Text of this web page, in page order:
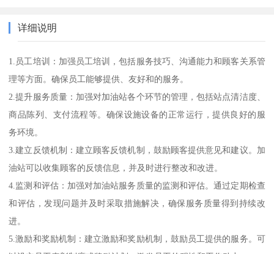
详细说明
1.员工培训：加强员工培训，包括服务技巧、沟通能力和顾客关系管
理等方面。确保员工能够提供、友好和的服务。
2.提升服务质量：加强对加油站各个环节的管理，包括站点清洁度、
商品陈列、支付流程等。确保设施设备的正常运行，提供良好的服
务环境。
3.建立反馈机制：建立顾客反馈机制，鼓励顾客提供意见和建议。加
油站可以收集顾客的反馈信息，并及时进行整改和改进。
4.监测和评估：加强对加油站服务质量的监测和评估。通过定期检查
和评估，发现问题并及时采取措施解决，确保服务质量得到持续改
进。
5.激励和奖励机制：建立激励和奖励机制，鼓励员工提供的服务。可